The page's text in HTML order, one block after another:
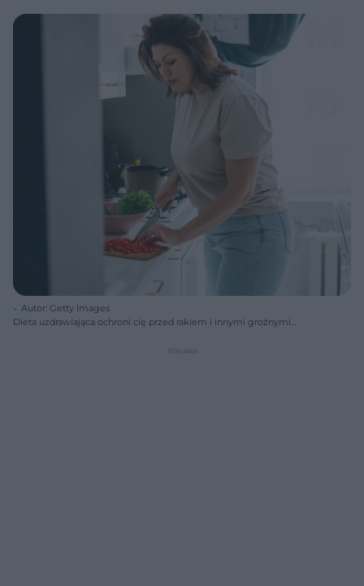
Autor: Getty Images
Dieta uzdrawiająca ochroni cię przed rakiem i innymi groźnymi